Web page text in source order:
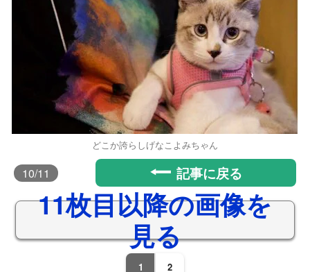
どこか誇らしげなこよみちゃん
10/11 記事に戻る
11枚目以降の画像を
見る
1 2